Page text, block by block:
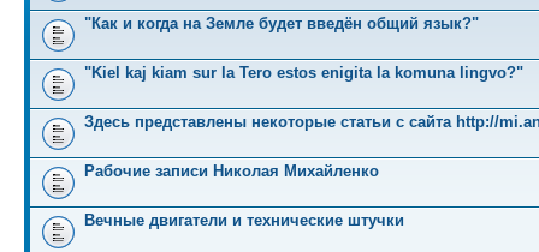
"Как и когда на Земле будет введён общий язык?"
"Kiel kaj kiam sur la Tero estos enigita la komuna lingvo?"
Здесь представлены некоторые статьи с сайта http://
Рабочие записи Николая Михайленко
Вечные двигатели и технические штучки